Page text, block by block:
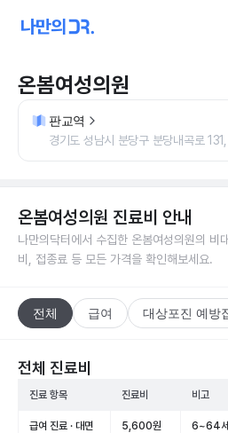
온봄여성의원
판교역
경기도 성남시 분당구 분당내곡로
온봄여성의원 진료비 안내
나만의닥터에서 수집한 온봄여성의원의 비
비, 접종료 등 모든 가격을 확인해보세요.
전체 급여 대상포진 예방
전체 진료비
진료 항목 진료비 비고
급여 진료 · 대면 5,600원 6~64